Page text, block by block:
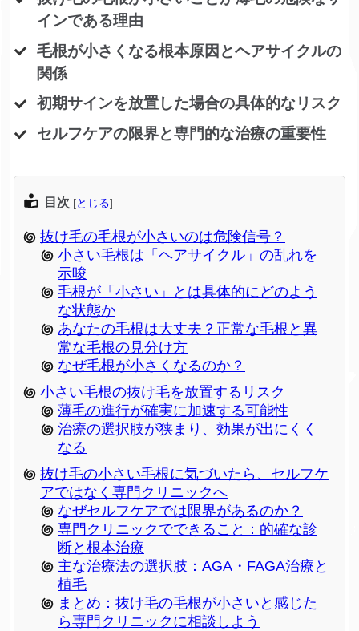
インである理由
毛根が小さくなる根本原因とヘアサイクルの
関係
初期サインを放置した場合の具体的なリスク
セルフケアの限界と専門的な治療の重要性
目次 [とじる]
抜け毛の毛根が小さいのは危険信号？
小さい毛根は「ヘアサイクル」の乱れを
示唆
毛根が「小さい」とは具体的にどのよう
な状態か
あなたの毛根は大丈夫？正常な毛根と異
常な毛根の見分け方
なぜ毛根が小さくなるのか？
小さい毛根の抜け毛を放置するリスク
薄毛の進行が確実に加速する可能性
治療の選択肢が狭まり、効果が出にくく
なる
抜け毛の小さい毛根に気づいたら、セルフケ
アではなく専門クリニックへ
なぜセルフケアでは限界があるのか？
専門クリニックでできること：的確な診
断と根本治療
主な治療法の選択肢：AGA・FAGA治療と
植毛
まとめ：抜け毛の毛根が小さいと感じた
ら専門クリニックに相談しよう